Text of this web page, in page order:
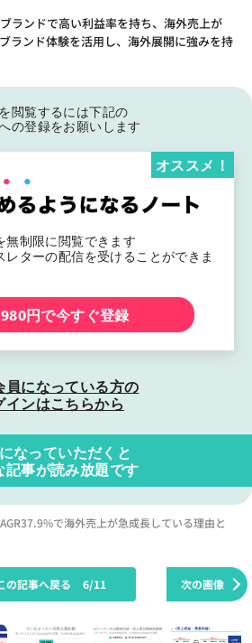
ランドで高い利益率を持ち、海外売上が
ランド体験を活用し、海外展開に強みを持
閲覧するには下記の
の登録をお願いします
無制限に閲覧できます
レターの配信を受けることができま
オススメ！
円で今すぐ登録
員になっている方の
インはこちらから
なっていただくと
記事が読み放題です
で海外売上が急成長している理由と
次の画像
の記事へ戻る 6/11